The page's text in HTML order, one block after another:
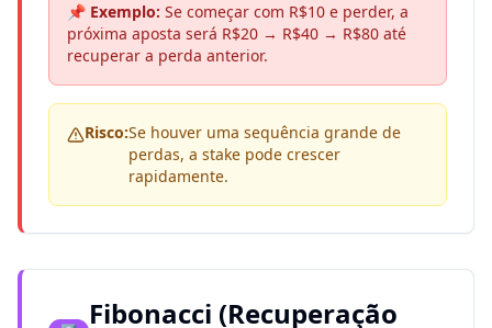
📌 Exemplo: Se começar com R$10 e perder, a
próxima aposta será R$20 → R$40 → R$80 até
recuperar a perda anterior.
Risco:Se houver uma sequência grande de
perdas, a stake pode crescer
rapidamente.
Fibonacci (Recuperação